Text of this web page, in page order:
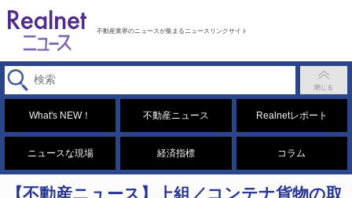
不動産業界のニュースが集まるニュースリンクサイト
What's NEW！ 不動産ニュース Realnetレポート
ニュースな現場 経済指標 コラム
【不動産ニュース】上組／コンテナ貨物の取